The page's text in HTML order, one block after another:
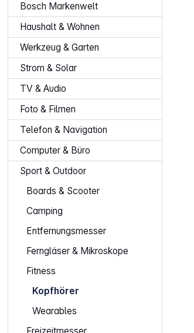
Bosch Markenwelt
Haushalt & Wohnen
Werkzeug & Garten
Strom & Solar
TV & Audio
Foto & Filmen
Telefon & Navigation
Computer & Büro
Sport & Outdoor
Boards & Scooter
Camping
Entfernungsmesser
Ferngläser & Mikroskope
Fitness
Kopfhörer
Wearables